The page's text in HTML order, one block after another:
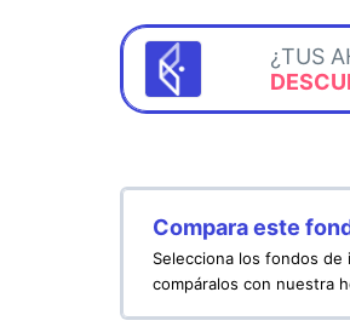
¿TUS
Compara este
Selecciona los fondos
compáralos con nuestra